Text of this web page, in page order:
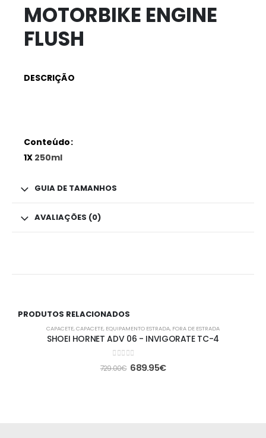
MOTORBIKE ENGINE
FLUSH
DESCRIÇÃO
Conteúdo:
1X 250ml
GUIA DE TAMANHOS
AVALIAÇÕES (0)
PRODUTOS RELACIONADOS
CAPACETE,CAPACETE, EQUIPAMENTO ESTRADA, FORA DE ESTRADA
SHOEI HORNET ADV 06 - INVIGORATE TC-4
out of 5
729.00€ 689.95€